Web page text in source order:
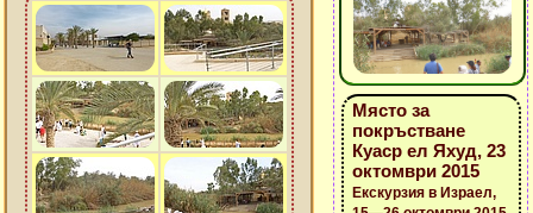
Място за
покръстване
Куаср ел Яхуд, 23
октомври 2015
Екскурзия в Израел,